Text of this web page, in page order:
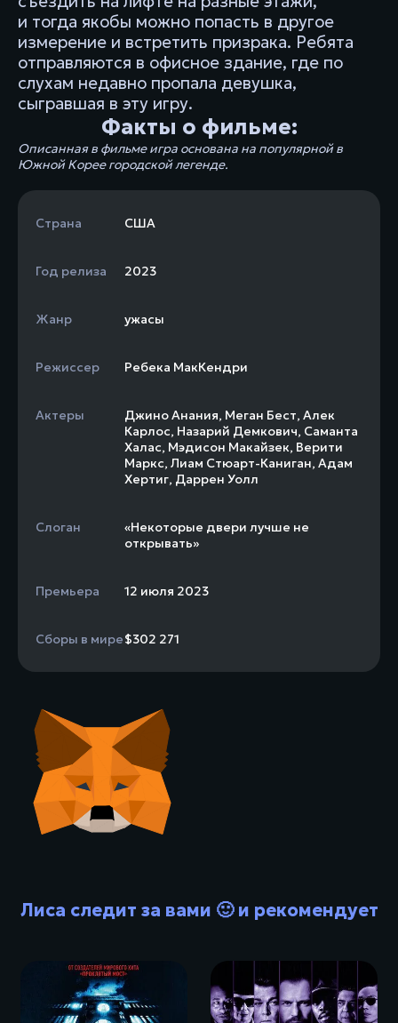
и тогда якобы можно попасть в другое
измерение и встретить призрака. Ребята
отправляются в офисное здание, где по
слухам недавно пропала девушка,
сыгравшая в эту игру.
Факты о фильме:
Описанная в фильме игра основана на популярной в
Южной Корее городской легенде.
Страна США
Год релиза 2023
Жанр ужасы
Режиссер Ребека МакКендри
Актеры Джино Анания, Меган Бест, Алек
Карлос, Назарий Демкович, Саманта
Халас, Мэдисон Макайзек, Верити
Маркс, Лиам Стюарт-Каниган, Адам
Хертиг, Даррен Уолл
Слоган
«Некоторые двери лучше не
открывать»
Премьера 12 июля 2023
Сборы в мире$302 271
Лиса следит за вами 🙂 и рекомендует